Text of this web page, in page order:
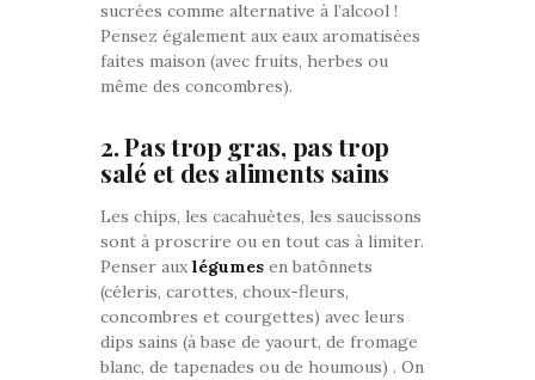
sucrées comme alternative à l’alcool !
Pensez également aux eaux aromatisées
faites maison (avec fruits, herbes ou
même des concombres).
2. Pas trop gras, pas trop
salé et des aliments sains
Les chips, les cacahuètes, les saucissons
sont à proscrire ou en tout cas à limiter.
Penser aux légumes en batônnets
(céleris, carottes, choux-fleurs,
concombres et courgettes) avec leurs
dips sains (à base de yaourt, de fromage
blanc, de tapenades ou de houmous) . On